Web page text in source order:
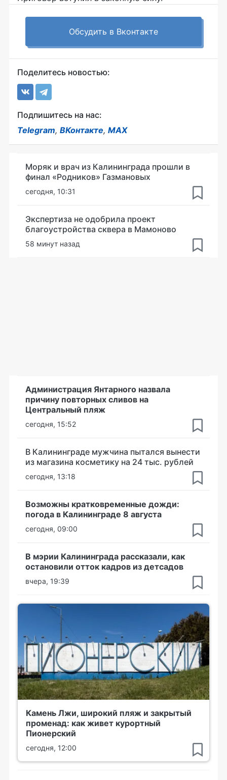
Обсудить в Вконтакте
Поделитесь новостью:
Подпишитесь на нас:
Telegram, ВКонтакте, MAX
Моряк и врач из Калининграда прошли в
финал «Родников» Газмановых
сегодня, 10:31
Экспертиза не одобрила проект
благоустройства сквера в Мамоново
58 минут назад
Администрация Янтарного назвала
причину повторных сливов на
Центральный пляж
сегодня, 15:52
В Калининграде мужчина пытался вынести
из магазина косметику на 24 тыс. рублей
сегодня, 13:18
Возможны кратковременные дожди:
погода в Калининграде 8 августа
сегодня, 09:00
В мэрии Калининграда рассказали, как
остановили отток кадров из детсадов
вчера, 19:39
Камень Лжи, широкий пляж и закрытый
променад: как живет курортный
Пионерский
сегодня, 12:00